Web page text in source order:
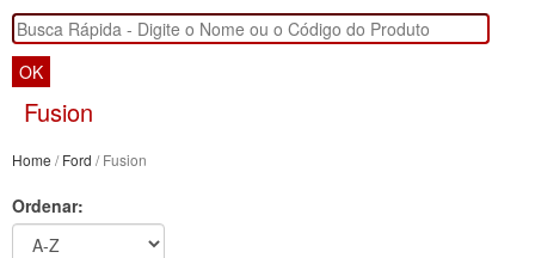
OK
Fusion
Home /Ford / Fusion
Ordenar: